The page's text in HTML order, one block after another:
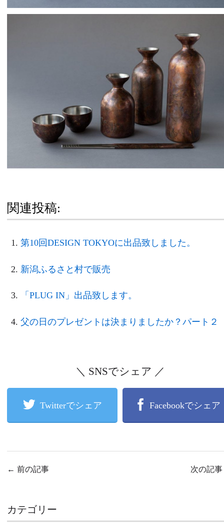
関連投稿:
第10回DESIGN TOKYOに出品致しました。
新潟ふるさと村で販売
「PLUG IN」出品致します。
父の日のプレゼントは決まりましたか？パート２
＼ SNSでシェア ／
Twitterでシェア Facebookでシェア
← 前の記事 次の記事
カテゴリー